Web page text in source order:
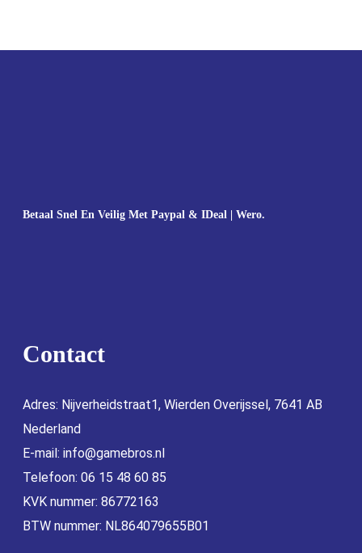
Betaal Snel En Veilig Met Paypal & IDeal | Wero.
Contact
Adres: Nijverheidstraat1, Wierden Overijssel, 7641 AB
Nederland
E-mail: info@gamebros.nl
Telefoon: 06 15 48 60 85
KVK nummer: 86772163
BTW nummer: NL864079655B01